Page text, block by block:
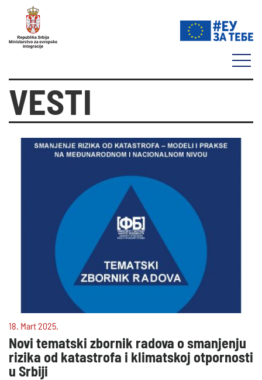
VESTI
18. Mart 2025.
Novi tematski zbornik radova o smanjenju
rizika od katastrofa i klimatskoj otpornosti
u Srbiji